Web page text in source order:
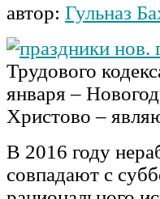
автор: Гульназ
Трудового
января –
Христово –
В 2016 году
совпадают с